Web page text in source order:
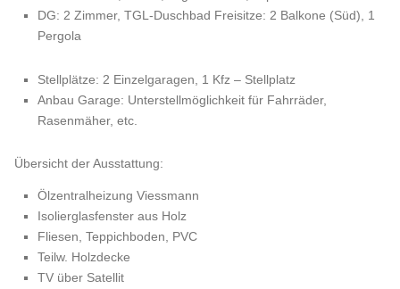
DG: 2 Zimmer, TGL-Duschbad Freisitze: 2 Balkone (Süd), 1
Pergola
Stellplätze: 2 Einzelgaragen, 1 Kfz – Stellplatz
Anbau Garage: Unterstellmöglichkeit für Fahrräder,
Rasenmäher, etc.
Übersicht der Ausstattung:
Ölzentralheizung Viessmann
Isolierglasfenster aus Holz
Fliesen, Teppichboden, PVC
Teilw. Holzdecke
TV über Satellit